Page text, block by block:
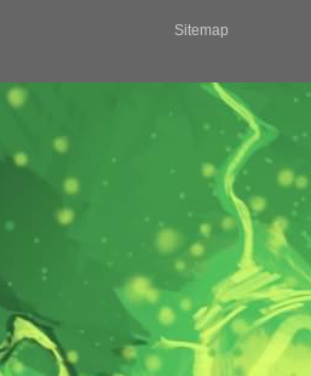
Sitemap